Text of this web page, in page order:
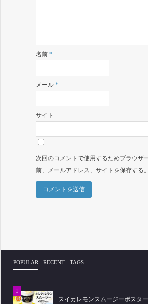
名前 *
メール *
サイト
次回のコメントで使用するためブラウザ
前、メールアドレス、サイトを保存する。
POPULAR RECENT TAGS
スイカレモンスムージーポスター